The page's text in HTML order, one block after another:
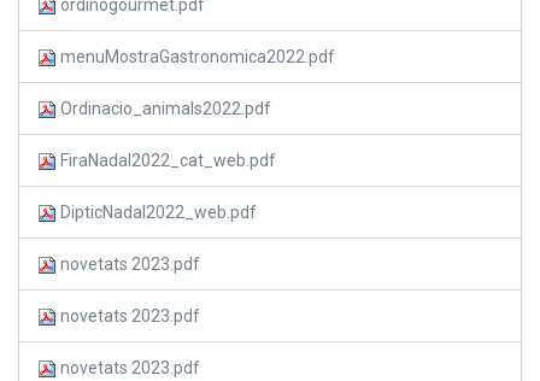
ordinogourmet.pdf
menuMostraGastronomica2022.pdf
Ordinacio_animals2022.pdf
FiraNadal2022_cat_web.pdf
DipticNadal2022_web.pdf
novetats 2023.pdf
novetats 2023.pdf
novetats 2023.pdf